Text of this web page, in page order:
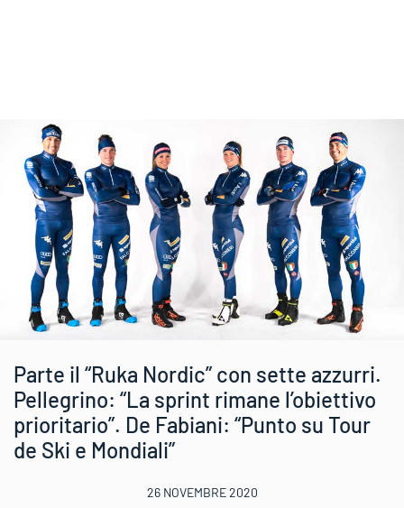
Parte il “Ruka Nordic” con sette azzurri.
Pellegrino: “La sprint rimane l’obiettivo
prioritario”. De Fabiani: “Punto su Tour
de Ski e Mondiali”
26 NOVEMBRE 2020